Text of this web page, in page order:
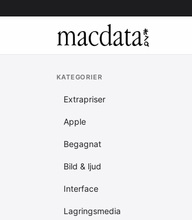
KATEGORIER
Extrapriser
Apple
Begagnat
Bild & ljud
Interface
Lagringsmedia